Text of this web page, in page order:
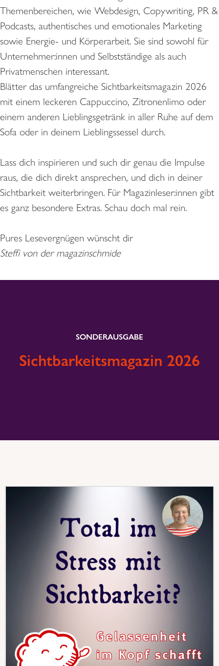
Themenbereichen, wie Webdesign, Copywriting, PR &
Podcasts, authentisches und emotionales Marketing
sowie Energie- und Körperarbeit. Sie sind sowohl für
Unternehmer:innen und Selbstständige als auch
Privatmenschen interessant.
Blätter das umfangreiche Sichtbarkeitsmagazin 2026
mit einem leckeren Cappuccino, Zitronenlimo oder
einem anderen Lieblingsgetränk in aller Ruhe auf dem
Sofa oder in deinem Lieblingssessel durch.
Lass dich inspirieren und such dir genau die Impulse
raus, die dich direkt ansprechen, und dich in deiner
Sichtbarkeit weiterbringen. Für Magazinleser:innen gibt
es ganz besondere Extras. Schau doch mal rein.
Pures Lesevergnügen wünscht dir
Steffi von der magazinschmide
SONDERAUSGABE
Sichtbarkeitsmagazin 2026